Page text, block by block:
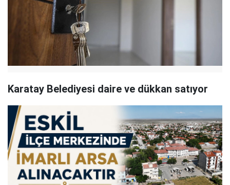
Karatay Belediyesi daire ve dükkan satıyor